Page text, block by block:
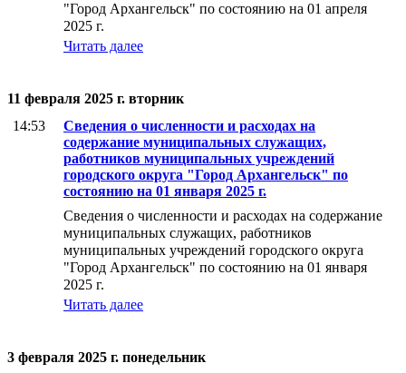
"Город Архангельск" по состоянию на 01 апреля
2025 г.
Читать далее
11 февраля 2025 г. вторник
14:53
Сведения о численности и расходах на
содержание муниципальных служащих,
работников муниципальных учреждений
городского округа "Город Архангельск" по
состоянию на 01 января 2025 г.
Сведения о численности и расходах на содержание
муниципальных служащих, работников
муниципальных учреждений городского округа
"Город Архангельск" по состоянию на 01 января
2025 г.
Читать далее
3 февраля 2025 г. понедельник